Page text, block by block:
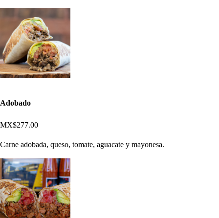
Adobado
MX$277.00
Carne adobada, queso, tomate, aguacate y mayonesa.